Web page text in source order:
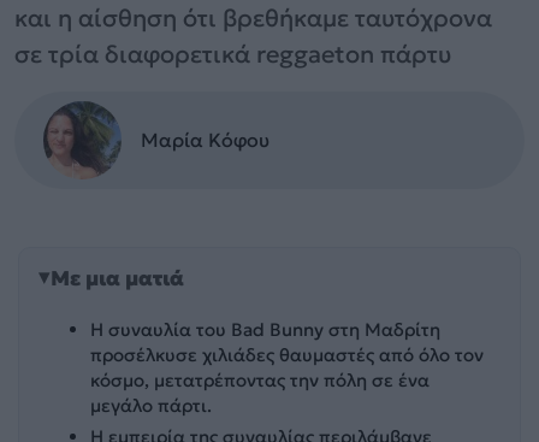
και η αίσθηση ότι βρεθήκαμε ταυτόχρονα
σε τρία διαφορετικά reggaeton πάρτυ
Μαρία Κόφου
Με μια ματιά
Η συναυλία του Bad Bunny στη Μαδρίτη
προσέλκυσε χιλιάδες θαυμαστές από όλο τον
κόσμο, μετατρέποντας την πόλη σε ένα
μεγάλο πάρτι.
Η εμπειρία της συναυλίας περιλάμβανε